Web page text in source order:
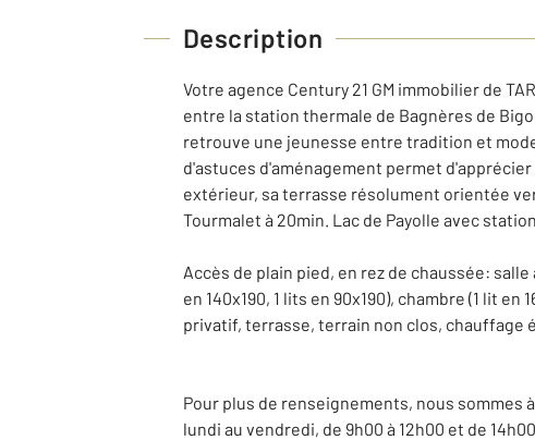
Description
Votre agence Century 21 GM immobilier de
entre la station thermale de Bagnères de
retrouve une jeunesse entre tradition et
d'astuces d'aménagement permet
extérieur, sa terrasse résolument orientée
Tourmalet à 20min. Lac de Payolle avec
Accès de plain pied, en rez de chaussée:
en 140x190, 1 lits en 90x190), chambre (1 lit
privatif, terrasse, terrain non clos, chauffage
Pour plus de renseignements, nous sommes
lundi au vendredi, de 9h00 à 12h00 et de